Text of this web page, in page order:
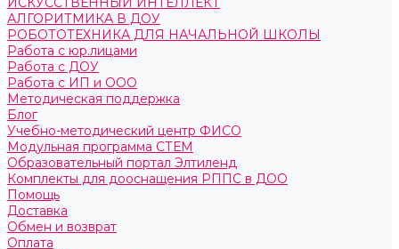
АЛГОРИТМИКА В ДОУ
РОБОТОТЕХНИКА ДЛЯ НАЧАЛЬНОЙ ШКОЛЫ
Работа с юр.лицами
Работа с ДОУ
Работа с ИП и ООО
Методическая поддержка
Блог
Учебно-методический центр ФИСО
Модульная программа СТЕМ
Образовательный портал Элтиленд
Комплекты для дооснащения РППС в ДОО
Помощь
Доставка
Обмен и возврат
Оплата